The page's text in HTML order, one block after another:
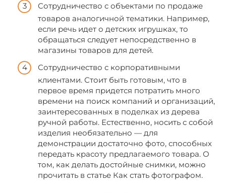
Сотрудничество с объектами по продаже
товаров аналогичной тематики. Например,
если речь идет о детских игрушках, то
обращаться следует непосредственно в
магазины товаров для детей.
Сотрудничество с корпоративными
клиентами. Стоит быть готовым, что в
первое время придется потратить много
времени на поиск компаний и организаций,
заинтересованных в поделках из дерева
ручной работы. Естественно, носить с собой
изделия необязательно — для
демонстрации достаточно фото, способных
передать красоту предлагаемого товара. О
том, как делать достойные снимки, можно
прочитать в статье Как стать фотографом.